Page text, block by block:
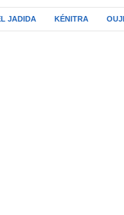
JADIDA KÉNITRA